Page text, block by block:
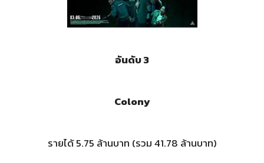
อันดับ 3
Colony
รายได้ 5.75 ล้านบาท (รวม 41.78 ล้านบาท)